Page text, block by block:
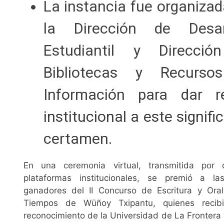
La instancia fue
la Dirección de
Estudiantil y
Bibliotecas y
Información para dar
institucional a este
certamen.
En una ceremonia virtual, transmitida por
plataformas institucionales, se premió a
ganadores del II Concurso de Escritura y
Tiempos de Wüñoy Txipantu, quienes
reconocimiento de la Universidad de La Frontera